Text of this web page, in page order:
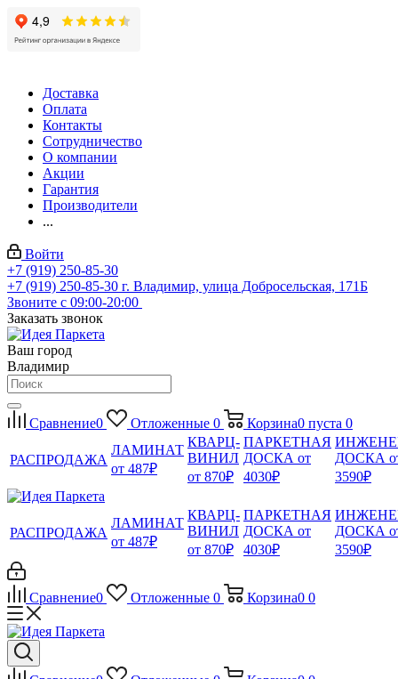
Доставка
Оплата
Контакты
Сотрудничество
О компании
Акции
Гарантия
Производители
...
Войти
+7 (919) 250-85-30
+7 (919) 250-85-30 г. Владимир, улица Добросельская, 171Б
Звоните с 09:00-20:00
Заказать звонок
Ваш город
Владимир
Сравнение0 Отложенные 0 Корзина0 пуста 0
РАСПРОДАЖА
ЛАМИНАТ
от 487₽
КВАРЦ-
ВИНИЛ
от 870₽
ПАРКЕТНАЯ
ДОСКА от
4030₽
ДОСКА
3590₽
РАСПРОДАЖА
ЛАМИНАТ
от 487₽
КВАРЦ-
ВИНИЛ
от 870₽
ПАРКЕТНАЯ
ДОСКА от
4030₽
ДОСКА
3590₽
Сравнение0 Отложенные 0 Корзина0 0